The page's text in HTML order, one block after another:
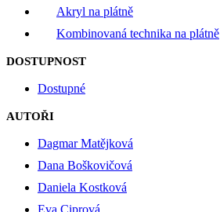
Akryl na plátně
Kombinovaná technika na plátně
DOSTUPNOST
Dostupné
AUTOŘI
Dagmar Matějková
Dana Boškovičová
Daniela Kostková
Eva Ciprová